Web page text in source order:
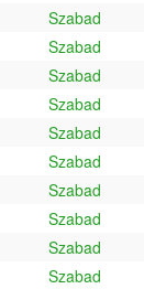
Szabad
Szabad
Szabad
Szabad
Szabad
Szabad
Szabad
Szabad
Szabad
Szabad